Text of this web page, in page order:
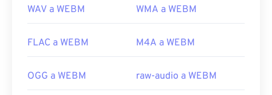
WAV a WEBM WMA a WEBM
FLAC a WEBM M4A a WEBM
OGG a WEBM raw-audio a WEBM